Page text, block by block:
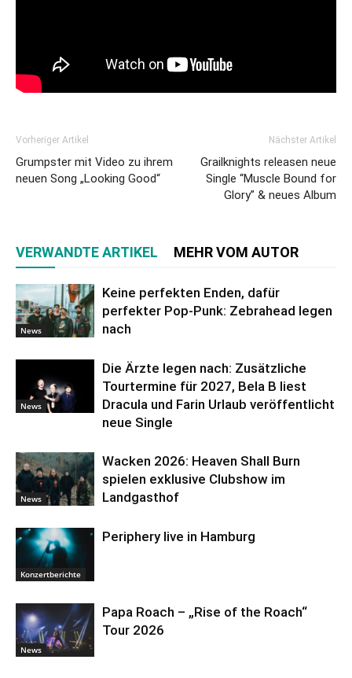
Vorheriger Artikel
Grumpster mit Video zu ihrem
neuen Song „Looking Good“
Nächster Artikel
Grailknights releasen neue
Single “Muscle Bound for
Glory” & neues Album
VERWANDTE ARTIKEL MEHR VOM AUTOR
News
Keine perfekten Enden, dafür
perfekter Pop-Punk: Zebrahead legen
nach
News
Die Ärzte legen nach: Zusätzliche
Tourtermine für 2027, Bela B liest
Dracula und Farin Urlaub veröffentlicht
neue Single
News
Wacken 2026: Heaven Shall Burn
spielen exklusive Clubshow im
Landgasthof
Konzertberichte
Periphery live in Hamburg
News
Papa Roach – „Rise of the Roach“
Tour 2026